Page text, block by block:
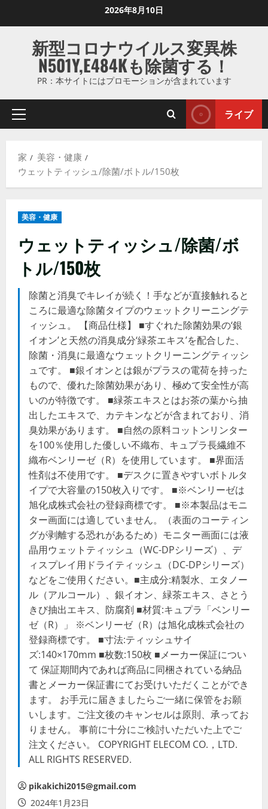
ス
ッ
す
2026年8月10日
新型コロナウイルス変異株
N501Y,E484Kも除菌する！
PR：本サイトにはプロモーションが含まれています
プ
マ
リ
ュ
ライブ
家
美容・健康
ウェットティッシュ/除菌/ボトル/150枚
美容・健康
ウェットティッシュ/除菌/ボ
トル/150枚
除菌と消臭でキレイが続く！手などが直接触れると
ころに最適な除菌タイプのウェットクリーニングテ
ィッシュ。 【商品仕様】 ■すぐれた除菌効果の‘銀
イオン’と天然の消臭成分‘緑茶エキス’を配合した、
除菌・消臭に最適なウェットクリーニングティッシ
ュです。 ■銀イオンとは銀がプラスの電荷を持った
もので、優れた除菌効果があり、極めて安全性が高
いのが特徴です。 ■緑茶エキスとはお茶の葉から抽
出したエキスで、カテキンなどが含まれており、消
臭効果があります。 ■自然の原料コットンリンター
を100％使用した優しい不織布、キュプラ長繊維不
織布ベンリーゼ（R）を使用しています。 ■界面活
性剤は不使用です。 ■デスクに置きやすいボトルタ
イプで大容量の150枚入りです。 ■※ベンリーゼは
旭化成株式会社の登録商標です。 ■※本製品はモニ
ター画面には適していません。（表面のコーティン
グが剥離する恐れがあるため）モニター画面には液
晶用ウェットティッシュ（WC-DPシリーズ）、デ
ィスプレイ用ドライティッシュ（DC-DPシリーズ）
などをご使用ください。■主成分:精製水、エタノー
ル（アルコール）、銀イオン、緑茶エキス、さとう
きび抽出エキス、防腐剤 ■材質:キュプラ「ベンリー
ゼ（R）」 ※ベンリーゼ（R）は旭化成株式会社の
登録商標です。 ■寸法:ティッシュサイ
ズ:140×170mm ■枚数:150枚 ■メーカー保証につい
て 保証期間内であれば商品に同梱されている納品
書とメーカー保証書にてお受けいただくことができ
ます。 お手元に届きましたらご一緒に保管をお願
いします。ご注文後のキャンセルは原則、承ってお
りません。 事前に十分にご検討いただいた上でご
注文ください。 COPYRIGHT ELECOM CO.，LTD.
ALL RIGHTS RESERVED.
pikakichi2015@gmail.com
2024年1月23日